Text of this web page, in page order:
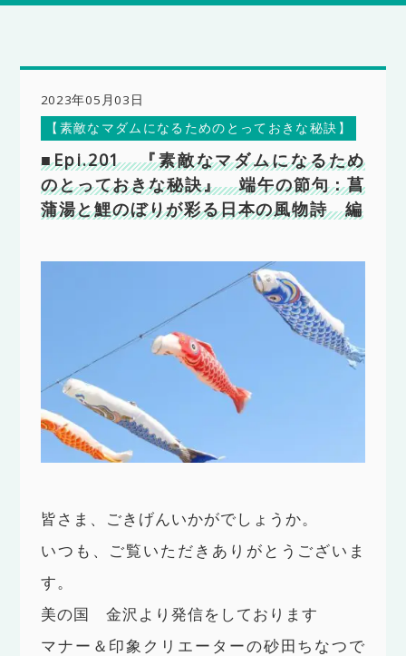
2023年05月03日
【素敵なマダムになるためのとっておきな秘訣】
■Epi.201 『素敵なマダムになるため
のとっておきな秘訣』 端午の節句：菖
蒲湯と鯉のぼりが彩る日本の風物詩 編
皆さま、ごきげんいかがでしょうか。
いつも、ご覧いただきありがとうございま
す。
美の国 金沢より発信をしております
マナー＆印象クリエーターの砂田ちなつで